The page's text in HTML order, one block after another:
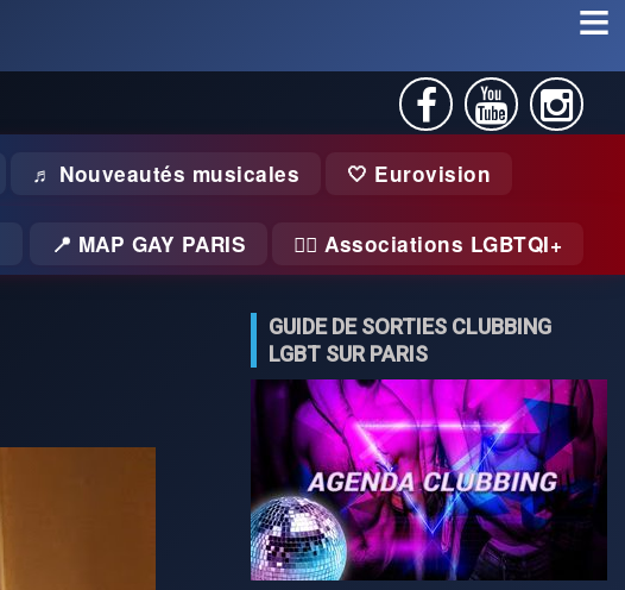
♬ Nouveautés musicales 🤍 Eurovision
📍 MAP GAY PARIS 🏃‍♂️ Associations LGBTQI+
GUIDE DE SORTIES CLUBBING
LGBT SUR PARIS